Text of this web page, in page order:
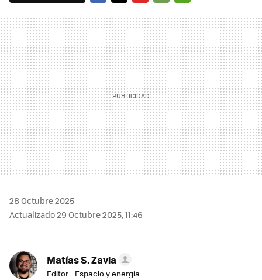
MAIL
28 Octubre 2025
Actualizado 29 Octubre 2025, 11:46
Matías S. Zavia
Editor - Espacio y energía